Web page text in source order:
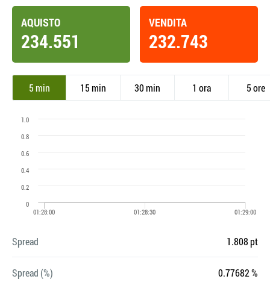
AQUISTO
234.551
VENDITA
232.743
5 min 15 min 30 min 1 ora 5 ore
Spread 1.808 pt
Spread (%) 0.77682 %